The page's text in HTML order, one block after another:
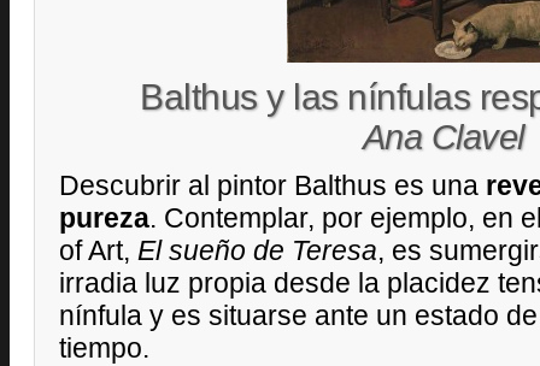
Balthus y las nínfulas
Ana Clavel
Descubrir al pintor Balthus es una
pureza. Contemplar, por ejemplo, en
of Art, El sueño de Teresa, es
irradia luz propia desde la placidez
nínfula y es situarse ante un estado
tiempo.